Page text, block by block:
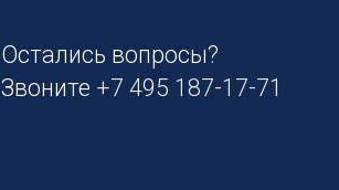
Остались вопросы?
Звоните +7 495 187-17-71